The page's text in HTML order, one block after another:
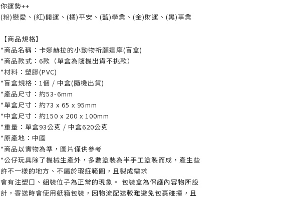
你運勢++
(粉)戀愛、(紅)開運、(橘)平安、(藍)學業、(金)財運、(黑)事業
【商品規格】
*商品名稱：卡娜赫拉的小動物祈願達摩(盲盒)
*商品款式：6款（單盒為隨機出貨不挑款）
*材料：塑膠(PVC)
*盲盒規格：1個 / 中盒(隨機出貨)
*產品尺寸：約53-6mm
*單盒尺寸：約73 x 65 x 95mm
*中盒尺寸：約150 x 200 x 100mm
*重量：單盒93公克 / 中盒620公克
*原產地：中國
*商品以實物為準，圖片僅供參考
*公仔玩具除了機械生產外，多數塗裝為半手工塗製而成，產生些
許不一樣的地方、不屬於瑕疵範圍，且製成需求
會有注塑口、組裝位子為正常的現象。 包裝盒為保護內容物所設
計，寄送時會使用紙箱包裝，因物流配送較難避免包裹碰撞，且